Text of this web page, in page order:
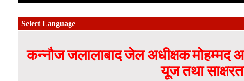
कन्नौज जलालाबाद जेल अधीक्षक मोहम्मद
यूज तथा